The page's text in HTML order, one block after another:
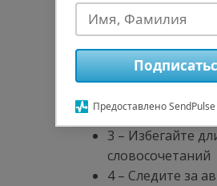
доменном имени
10 – Как придумать
домен?
1 – Придумайте
2 – Добавьте
3 – Избегайте
словосочетаний
4 – Следите за
Предоставлено SendPulse